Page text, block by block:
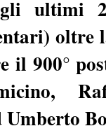
ultimi
oltre
il 900°